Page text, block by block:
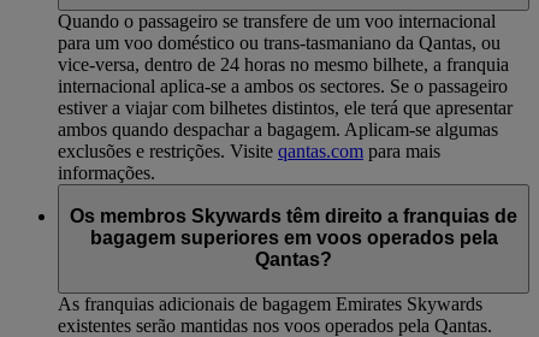
Quando o passageiro se transfere de um voo internacional
para um voo doméstico ou trans-tasmaniano da Qantas, ou
vice-versa, dentro de 24 horas no mesmo bilhete, a franquia
internacional aplica-se a ambos os sectores. Se o passageiro
estiver a viajar com bilhetes distintos, ele terá que apresentar
ambos quando despachar a bagagem. Aplicam-se algumas
exclusões e restrições. Visite qantas.com para mais
informações.
Os membros Skywards têm direito a franquias de
bagagem superiores em voos operados pela
Qantas?
As franquias adicionais de bagagem Emirates Skywards
existentes serão mantidas nos voos operados pela Qantas.